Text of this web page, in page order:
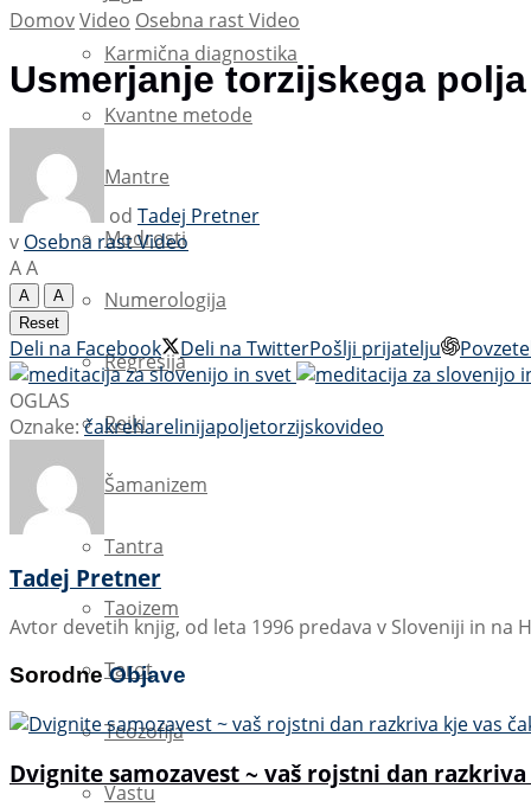
Karmična diagnostika
Kvantne metode
Mantre
Modrosti
Numerologija
Regresija
Reiki
Šamanizem
Tantra
Taoizem
Tarot
Teozofija
Vastu
DomovVideo Osebna rast Video
Usmerjanje torzijskega
od Tadej Pretner
v Osebna rast Video
AA
A
A
Reset
Deli na Facebook Deli na TwitterPošlji prijatelju
OGLAS
Oznake: čakreharelinijapoljetorzijskovideo
Tadej Pretner
Avtor devetih knjig, od leta 1996 predava v Sloveniji in na
SorodneObjave
Dvignite samozavest ~ vaš rojstni dan